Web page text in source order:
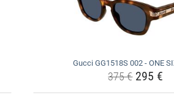
Gucci GG1518S 002 - ONE
375 €295 €